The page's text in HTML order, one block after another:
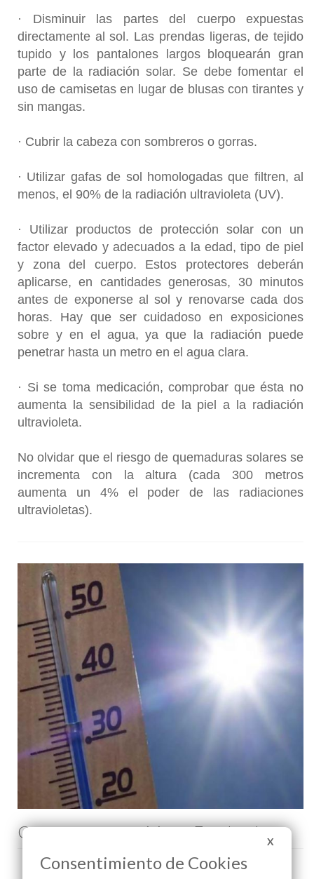
· Disminuir las partes del cuerpo expuestas
directamente al sol. Las prendas ligeras, de tejido
tupido y los pantalones largos bloquearán gran
parte de la radiación solar. Se debe fomentar el
uso de camisetas en lugar de blusas con tirantes y
sin mangas.
· Cubrir la cabeza con sombreros o gorras.
· Utilizar gafas de sol homologadas que filtren, al
menos, el 90% de la radiación ultravioleta (UV).
· Utilizar productos de protección solar con un
factor elevado y adecuados a la edad, tipo de piel
y zona del cuerpo. Estos protectores deberán
aplicarse, en cantidades generosas, 30 minutos
antes de exponerse al sol y renovarse cada dos
horas. Hay que ser cuidadoso en exposiciones
sobre y en el agua, ya que la radiación puede
penetrar hasta un metro en el agua clara.
· Si se toma medicación, comprobar que ésta no
aumenta la sensibilidad de la piel a la radiación
ultravioleta.
No olvidar que el riesgo de quemaduras solares se
incrementa con la altura (cada 300 metros
aumenta un 4% el poder de las radiaciones
ultravioletas).
Comenta esta noticia en Facebook X
Consentimiento de Cookies